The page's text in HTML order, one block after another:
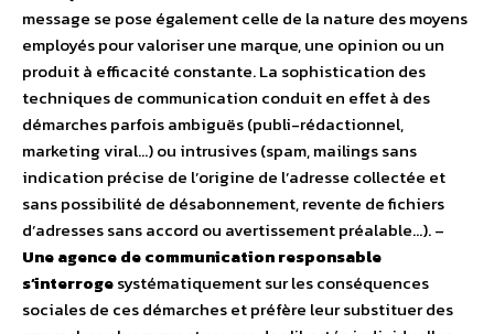
message se pose également celle de la nature des moyens
employés pour valoriser une marque, une opinion ou un
produit à efficacité constante. La sophistication des
techniques de communication conduit en effet à des
démarches parfois ambiguës (publi-rédactionnel,
marketing viral…) ou intrusives (spam, mailings sans
indication précise de l’origine de l’adresse collectée et
sans possibilité de désabonnement, revente de fichiers
d’adresses sans accord ou avertissement préalable…). –
Une agence de communication responsable
s’interrogesystématiquement sur les conséquences
sociales de ces démarches et préfère leur substituer des